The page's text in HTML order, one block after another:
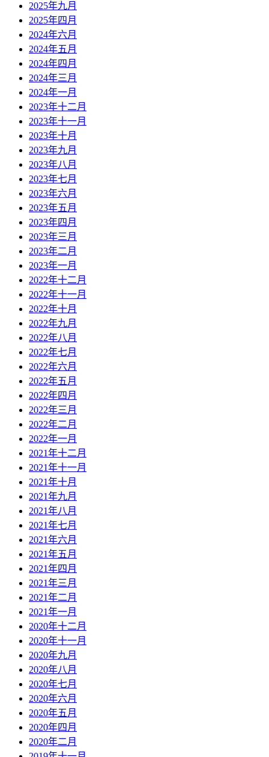
2025年九月
2025年四月
2024年六月
2024年五月
2024年四月
2024年三月
2024年一月
2023年十二月
2023年十一月
2023年十月
2023年九月
2023年八月
2023年七月
2023年六月
2023年五月
2023年四月
2023年三月
2023年二月
2023年一月
2022年十二月
2022年十一月
2022年十月
2022年九月
2022年八月
2022年七月
2022年六月
2022年五月
2022年四月
2022年三月
2022年二月
2022年一月
2021年十二月
2021年十一月
2021年十月
2021年九月
2021年八月
2021年七月
2021年六月
2021年五月
2021年四月
2021年三月
2021年二月
2021年一月
2020年十二月
2020年十一月
2020年九月
2020年八月
2020年七月
2020年六月
2020年五月
2020年四月
2020年二月